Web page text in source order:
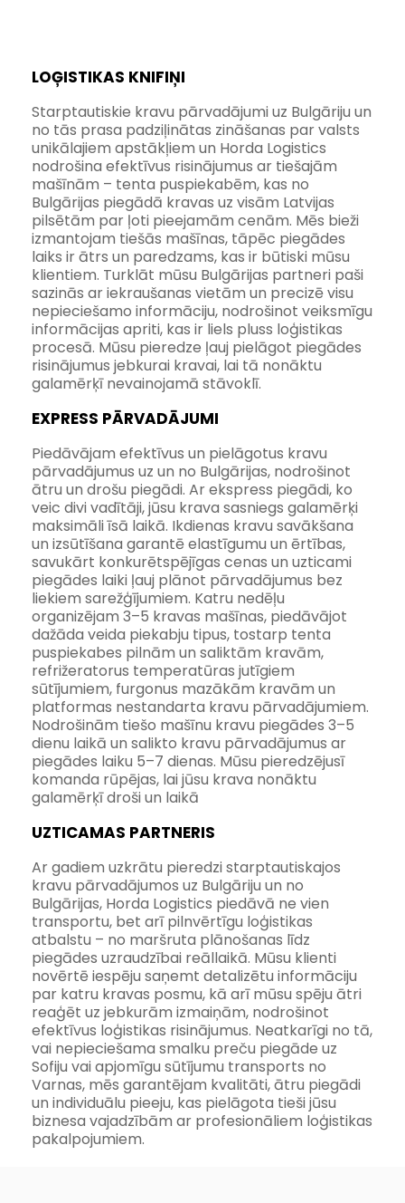
LOĢISTIKAS KNIFIŅI
Starptautiskie kravu pārvadājumi uz Bulgāriju un
no tās prasa padziļinātas zināšanas par valsts
unikālajiem apstākļiem un Horda Logistics
nodrošina efektīvus risinājumus ar tiešajām
mašīnām – tenta puspiekabēm, kas no
Bulgārijas piegādā kravas uz visām Latvijas
pilsētām par ļoti pieejamām cenām. Mēs bieži
izmantojam tiešās mašīnas, tāpēc piegādes
laiks ir ātrs un paredzams, kas ir būtiski mūsu
klientiem. Turklāt mūsu Bulgārijas partneri paši
sazinās ar iekraušanas vietām un precizē visu
nepieciešamo informāciju, nodrošinot veiksmīgu
informācijas apriti, kas ir liels pluss loģistikas
procesā. Mūsu pieredze ļauj pielāgot piegādes
risinājumus jebkurai kravai, lai tā nonāktu
galamērķī nevainojamā stāvoklī.
EXPRESS PĀRVADĀJUMI
Piedāvājam efektīvus un pielāgotus kravu
pārvadājumus uz un no Bulgārijas, nodrošinot
ātru un drošu piegādi. Ar ekspress piegādi, ko
veic divi vadītāji, jūsu krava sasniegs galamērķi
maksimāli īsā laikā. Ikdienas kravu savākšana
un izsūtīšana garantē elastīgumu un ērtības,
savukārt konkurētspējīgas cenas un uzticami
piegādes laiki ļauj plānot pārvadājumus bez
liekiem sarežģījumiem. Katru nedēļu
organizējam 3–5 kravas mašīnas, piedāvājot
dažāda veida piekabju tipus, tostarp tenta
puspiekabes pilnām un saliktām kravām,
refrižeratorus temperatūras jutīgiem
sūtījumiem, furgonus mazākām kravām un
platformas nestandarta kravu pārvadājumiem.
Nodrošinām tiešo mašīnu kravu piegādes 3–5
dienu laikā un salikto kravu pārvadājumus ar
piegādes laiku 5–7 dienas. Mūsu pieredzējusī
komanda rūpējas, lai jūsu krava nonāktu
galamērķī droši un laikā
UZTICAMAS PARTNERIS
Ar gadiem uzkrātu pieredzi starptautiskajos
kravu pārvadājumos uz Bulgāriju un no
Bulgārijas, Horda Logistics piedāvā ne vien
transportu, bet arī pilnvērtīgu loģistikas
atbalstu – no maršruta plānošanas līdz
piegādes uzraudzībai reāllaikā. Mūsu klienti
novērtē iespēju saņemt detalizētu informāciju
par katru kravas posmu, kā arī mūsu spēju ātri
reaģēt uz jebkurām izmaiņām, nodrošinot
efektīvus loģistikas risinājumus. Neatkarīgi no tā,
vai nepieciešama smalku preču piegāde uz
Sofiju vai apjomīgu sūtījumu transports no
Varnas, mēs garantējam kvalitāti, ātru piegādi
un individuālu pieeju, kas pielāgota tieši jūsu
biznesa vajadzībām ar profesionāliem loģistikas
pakalpojumiem.